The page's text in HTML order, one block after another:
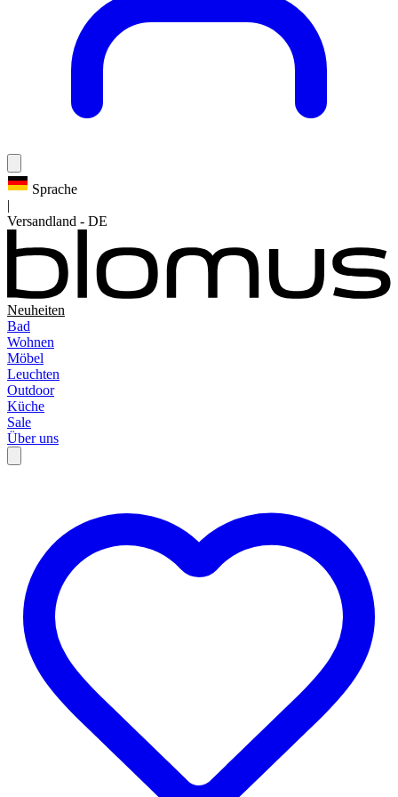
Sprache
|
Versandland - DE
Neuheiten
Bad
Wohnen
Möbel
Leuchten
Outdoor
Küche
Sale
Über uns